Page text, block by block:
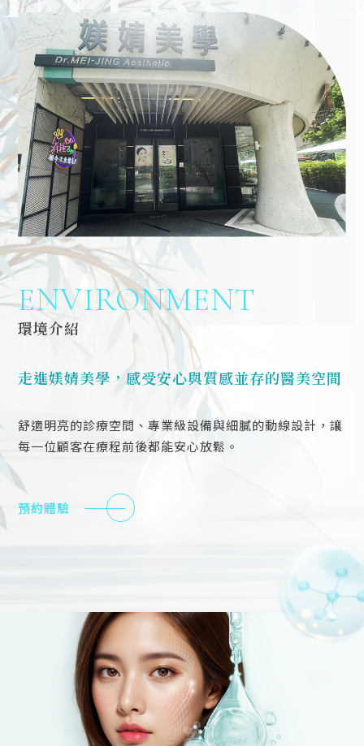
ENVIRONMENT
環境介紹
走進媄婧美學，感受安心與質感並存的醫美空間
舒適明亮的診療空間、專業級設備與細膩的動線設計，讓
每一位顧客在療程前後都能安心放鬆。
預約體驗